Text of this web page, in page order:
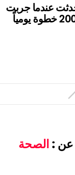
عندما جربت
عن : الصحة